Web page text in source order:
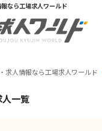
なら工場求人ワールド
求人情報なら工場求人ワールド
一覧